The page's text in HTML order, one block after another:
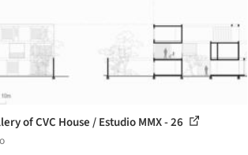
of CVC House / Estudio MMX - 26